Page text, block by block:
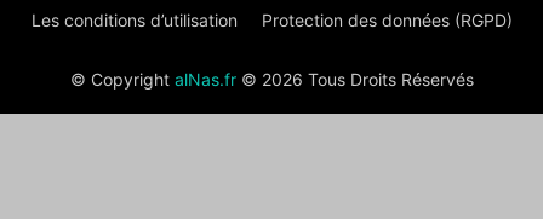
Les conditions d’utilisation Protection des données (RGPD)
© Copyright alNas.fr© 2026 Tous Droits Réservés